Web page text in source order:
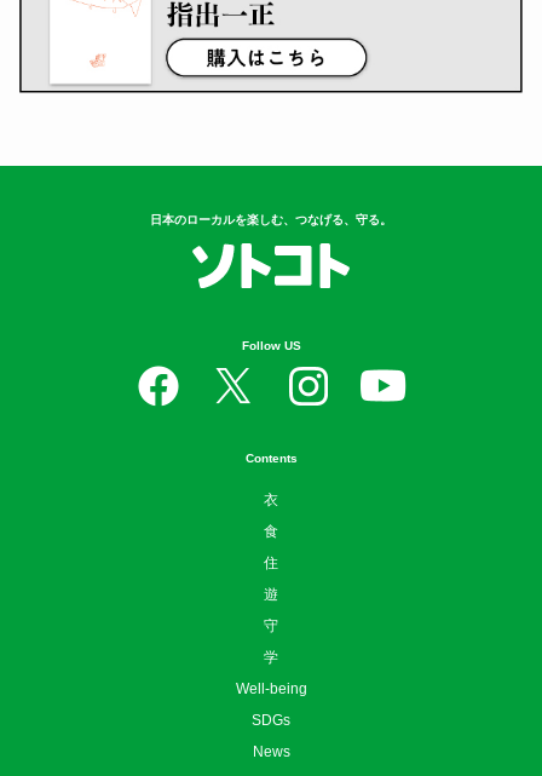
日本のローカルを楽しむ、つなげる、守る。
Follow US
Contents
衣
食
住
遊
守
学
Well-being
SDGs
News